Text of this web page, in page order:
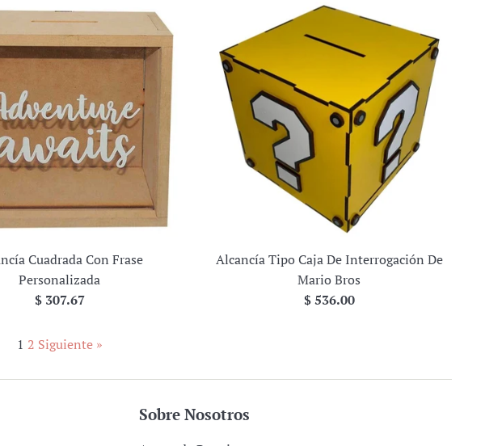
Cuadrada Con Frase
Personalizada
Precio
$ 307.67
Alcancía Tipo Caja De Interrogación De
Mario Bros
Precio
$ 536.00
1 2 Siguiente »
Sobre Nosotros